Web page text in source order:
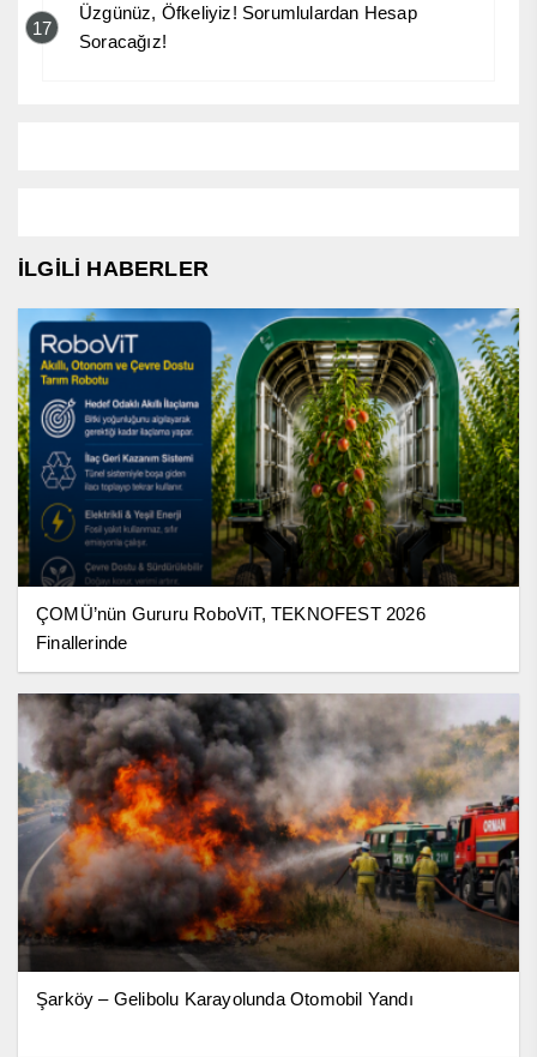
17
Üzgünüz, Öfkeliyiz! Sorumlulardan Hesap
Soracağız!
İLGİLİ HABERLER
ÇOMÜ’nün Gururu RoboViT, TEKNOFEST 2026
Finallerinde
Şarköy – Gelibolu Karayolunda Otomobil Yandı